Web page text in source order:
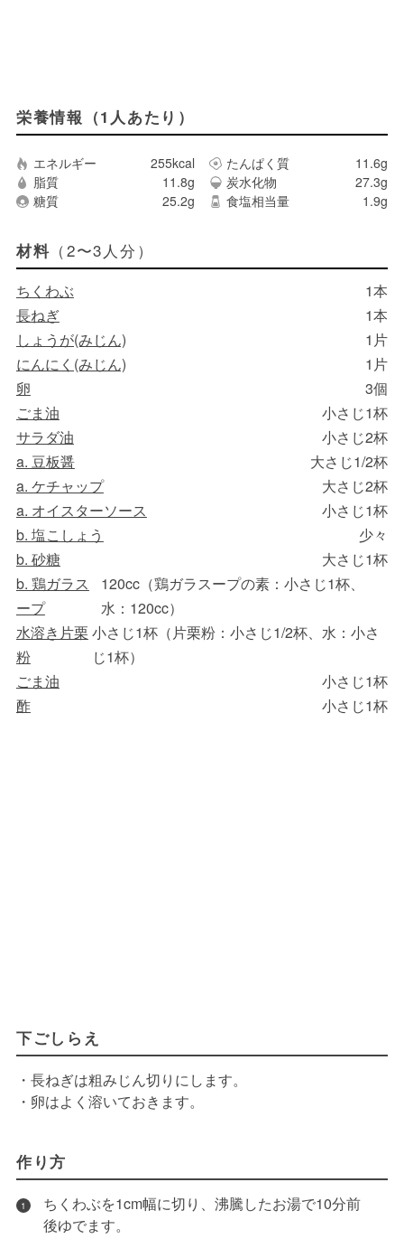
栄養情報（1人あたり）
エネルギー 255kcal たんぱく質
11.6g
脂質
11.8g 炭水化物
27.3g
糖質
25.2g 食塩相当量 1.9g
材料 （2〜3人分）
ちくわぶ
1本
長ねぎ
1本
しょうが(みじん)
1片
にんにく(みじん)
1片
卵
3個
ごま油
小さじ1杯
サラダ油
小さじ2杯
a. 豆板醤
大さじ1/2杯
a. ケチャップ
大さじ2杯
a. オイスターソース
小さじ1杯
b. 塩こしょう
少々
b. 砂糖
大さじ1杯
b. 鶏ガラス
ープ
120cc（鶏ガラスープの素：小さじ1杯、
水：120cc）
水溶き片栗
粉
小さじ1杯（片栗粉：小さじ1/2杯、水：小さ
じ1杯）
ごま油
小さじ1杯
酢
小さじ1杯
下ごしらえ
・長ねぎは粗みじん切りにします。
・卵はよく溶いておきます。
作り方
1
ちくわぶを1cm幅に切り、沸騰したお湯で10分前
後ゆでます。